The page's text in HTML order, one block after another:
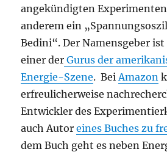
angekündigten
anderem ein
Bedini“. Der Namensgeber ist
einer der Gurus der
Energie-Szene. Bei Amazon
erfreulicherweise
Entwickler des
auch Autoreines Buches zu
dem Buch geht es neben